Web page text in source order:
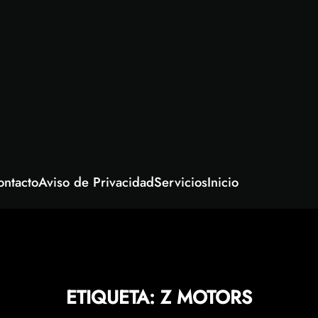
Aviso de PrivacidadServiciosInicio
ETIQUETA: Z MOTORS